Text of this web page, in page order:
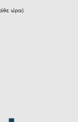
ώρα)